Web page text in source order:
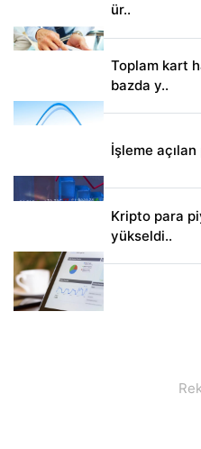
ür..
Toplam kart
bazda y..
İşleme açılan
Kripto para
yükseldi..